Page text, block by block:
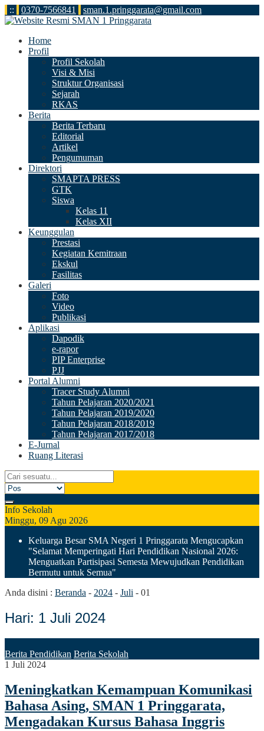
:: 0370-7566841 sman.1.pringgarata@gmail.com
Home
Profil
Profil Sekolah
Visi & Misi
Struktur Organisasi
Sejarah
RKAS
Berita
Berita Terbaru
Editorial
Artikel
Pengumuman
Direktori
SMAPTA PRESS
GTK
Siswa
Kelas 11
Kelas XII
Keunggulan
Prestasi
Kegiatan Kemitraan
Ekskul
Fasilitas
Galeri
Foto
Video
Publikasi
Aplikasi
Dapodik
e-rapor
PIP Enterprise
PJJ
Portal Alumni
Tracer Study Alumni
Tahun Pelajaran 2020/2021
Tahun Pelajaran 2019/2020
Tahun Pelajaran 2018/2019
Tahun Pelajaran 2017/2018
E-Jurnal
Ruang Literasi
Info Sekolah
Minggu, 09 Agu 2026
Keluarga Besar SMA Negeri 1 Pringgarata Mengucapkan
"Selamat Memperingati Hari Pendidikan Nasional 2026:
Menguatkan Partisipasi Semesta Mewujudkan Pendidikan
Bermutu untuk Semua"
Anda disini : Beranda - 2024 - Juli - 01
Hari: 1 Juli 2024
Berita Pendidikan Berita Sekolah
1 Juli 2024
Meningkatkan Kemampuan Komunikasi
Bahasa Asing, SMAN 1 Pringgarata,
Mengadakan Kursus Bahasa Inggris